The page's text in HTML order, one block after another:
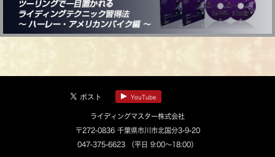
YouTube
ライディングマスター株式会社
〒272-0836 千葉県市川市北国分3-9-20
047-375-6623 （平日 9:00～18:00）